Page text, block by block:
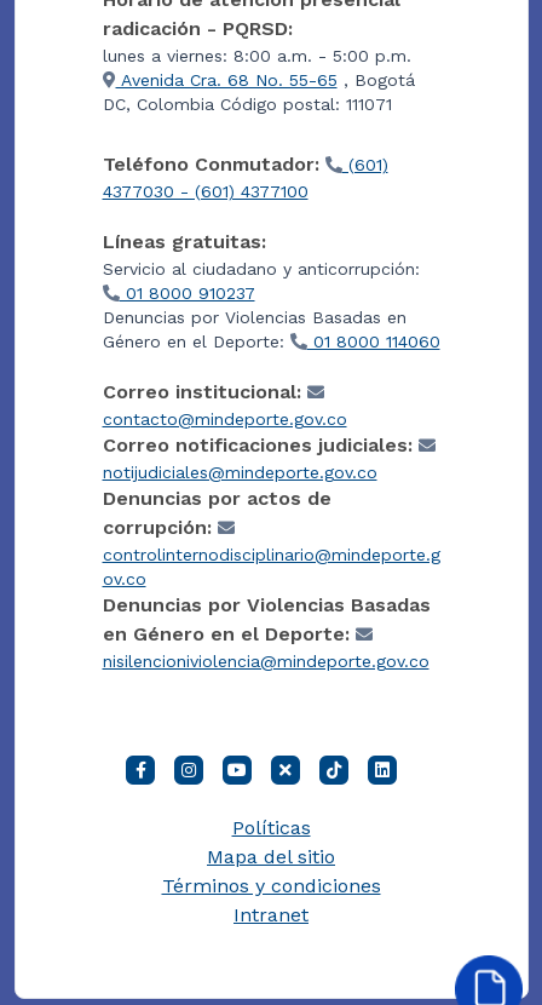
radicación - PQRSD:
lunes a viernes: 8:00 a.m. - 5:00 p.m.
Avenida Cra. 68 No. 55-65 , Bogotá
DC, Colombia Código postal: 111071
Teléfono Conmutador:
(601)
4377030 - (601) 4377100
Líneas gratuitas:
Servicio al ciudadano y anticorrupción:
01 8000 910237
Denuncias por Violencias Basadas en
Género en el Deporte:
01 8000 114060
Correo institucional:
contacto@mindeporte.gov.co
Correo notificaciones judiciales:
notijudiciales@mindeporte.gov.co
Denuncias por actos de
corrupción:
controlinternodisciplinario@mindeporte.g
ov.co
Denuncias por Violencias Basadas
en Género en el Deporte:
nisilencioniviolencia@mindeporte.gov.co
Políticas
Mapa del sitio
Términos y condiciones
Intranet